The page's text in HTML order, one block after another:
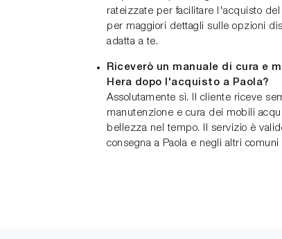
rateizzate per facilitare l'acquisto del
per maggiori dettagli sulle opzioni
adatta a te.
Riceverò un manuale di cura e
Hera dopo l'acquisto a Paola?
Assolutamente sì. Il cliente riceve
manutenzione e cura dei mobili
bellezza nel tempo. Il servizio è
consegna a Paola e negli altri comuni